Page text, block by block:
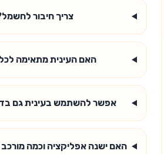
צריך חיבור
האם העינית מתאימה
אפשר להשתמש בעינית גם
האם ישנה אפליקציה וכמה